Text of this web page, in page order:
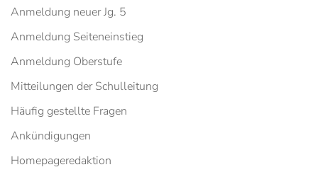
Anmeldung neuer Jg. 5
Anmeldung Seiteneinstieg
Anmeldung Oberstufe
Mitteilungen der Schulleitung
Häufig gestellte Fragen
Ankündigungen
Homepageredaktion